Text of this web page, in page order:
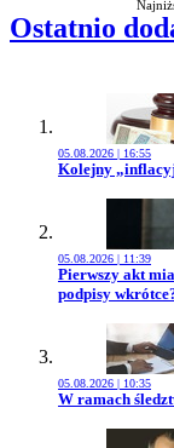
Ostatnio
05.08.2026 | 16:55
Przejdź do
Kolejny
05.08.2026 | 11:39
Przejdź do
Pierwszy akt
podpisy
05.08.2026 | 10:35
Przejdź do
W ramach